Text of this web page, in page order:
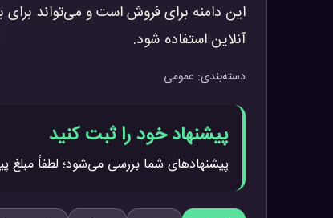
این دامنه برای فروش است و می‌تواند برای
آنلاین استفاده شود.
دسته‌بندی: عمومی
پیشنهاد خود را ثبت کنید
پیشنهادهای شما بررسی می‌شود؛ لطفاً مبلغ